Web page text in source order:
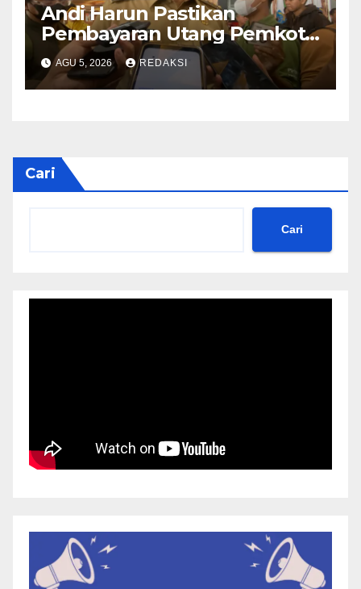
Andi Harun Pastikan
Pembayaran Utang Pemkot
Samarinda Berjalan Bertahap
Tanpa Bebani Kas Daerah
AGU 5, 2026 REDAKSI
Cari
Cari